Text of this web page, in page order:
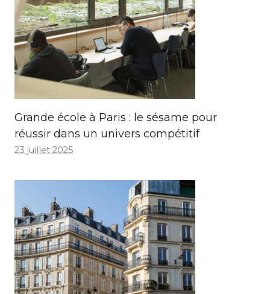
Grande école à Paris : le sésame pour
réussir dans un univers compétitif
23 juillet 2025